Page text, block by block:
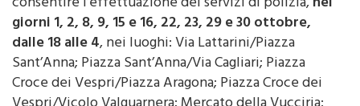
dalle 18 alle 4, nei luoghi: Via Lattarini/Piazza
Sant’Anna; Piazza Sant’Anna/Via Cagliari; Piazza
Croce dei Vespri/Piazza Aragona; Piazza Croce dei
Vespri/Vicolo Valguarnera; Mercato della Vucciria: